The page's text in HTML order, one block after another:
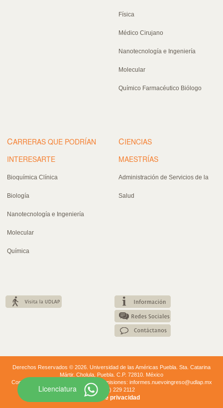
Física
Médico Cirujano
Nanotecnología e Ingeniería
Molecular
Químico Farmacéutico Biólogo
CARRERAS QUE PODRÍAN
INTERESARTE
Bioquímica Clínica
Biología
Nanotecnología e Ingeniería
Molecular
Química
CIENCIAS
MAESTRÍAS
Administración de Servicios de la
Salud
Derechos Reservados © 2026. Universidad de las Américas Puebla. Sta. Catarina
Mártir. Cholula, Puebla. C.P. 72810. México
Conmutador: +52 (222) 229 20 00. | Admisiones: informes.nuevoingreso@udlap.mx
+52 (222) 229 2112
Aviso de privacidad
Licenciatura